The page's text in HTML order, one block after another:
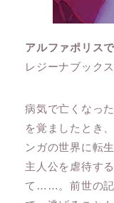
アルファポリス
レジーナブック
病気で亡くなっ
を覚ましたとき
ンガの世界に転
主人公を虐待す
て……。前世の記